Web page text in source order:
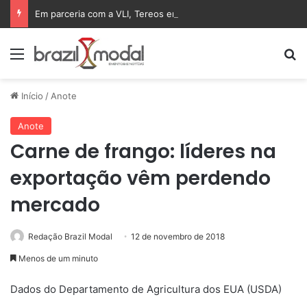
Menu
Início /Anote
Anote
Carne de frango: líderes na
exportação vêm perdendo
mercado
Redação Brazil Modal 12 de novembro de 2018
Menos de um minuto
Dados do Departamento de Agricultura dos EUA (USDA)